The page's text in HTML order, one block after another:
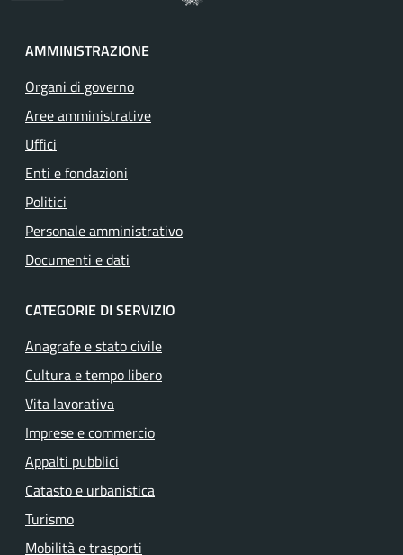
AMMINISTRAZIONE
Organi di governo
Aree amministrative
Uffici
Enti e fondazioni
Politici
Personale amministrativo
Documenti e dati
CATEGORIE DI SERVIZIO
Anagrafe e stato civile
Cultura e tempo libero
Vita lavorativa
Imprese e commercio
Appalti pubblici
Catasto e urbanistica
Turismo
Mobilità e trasporti